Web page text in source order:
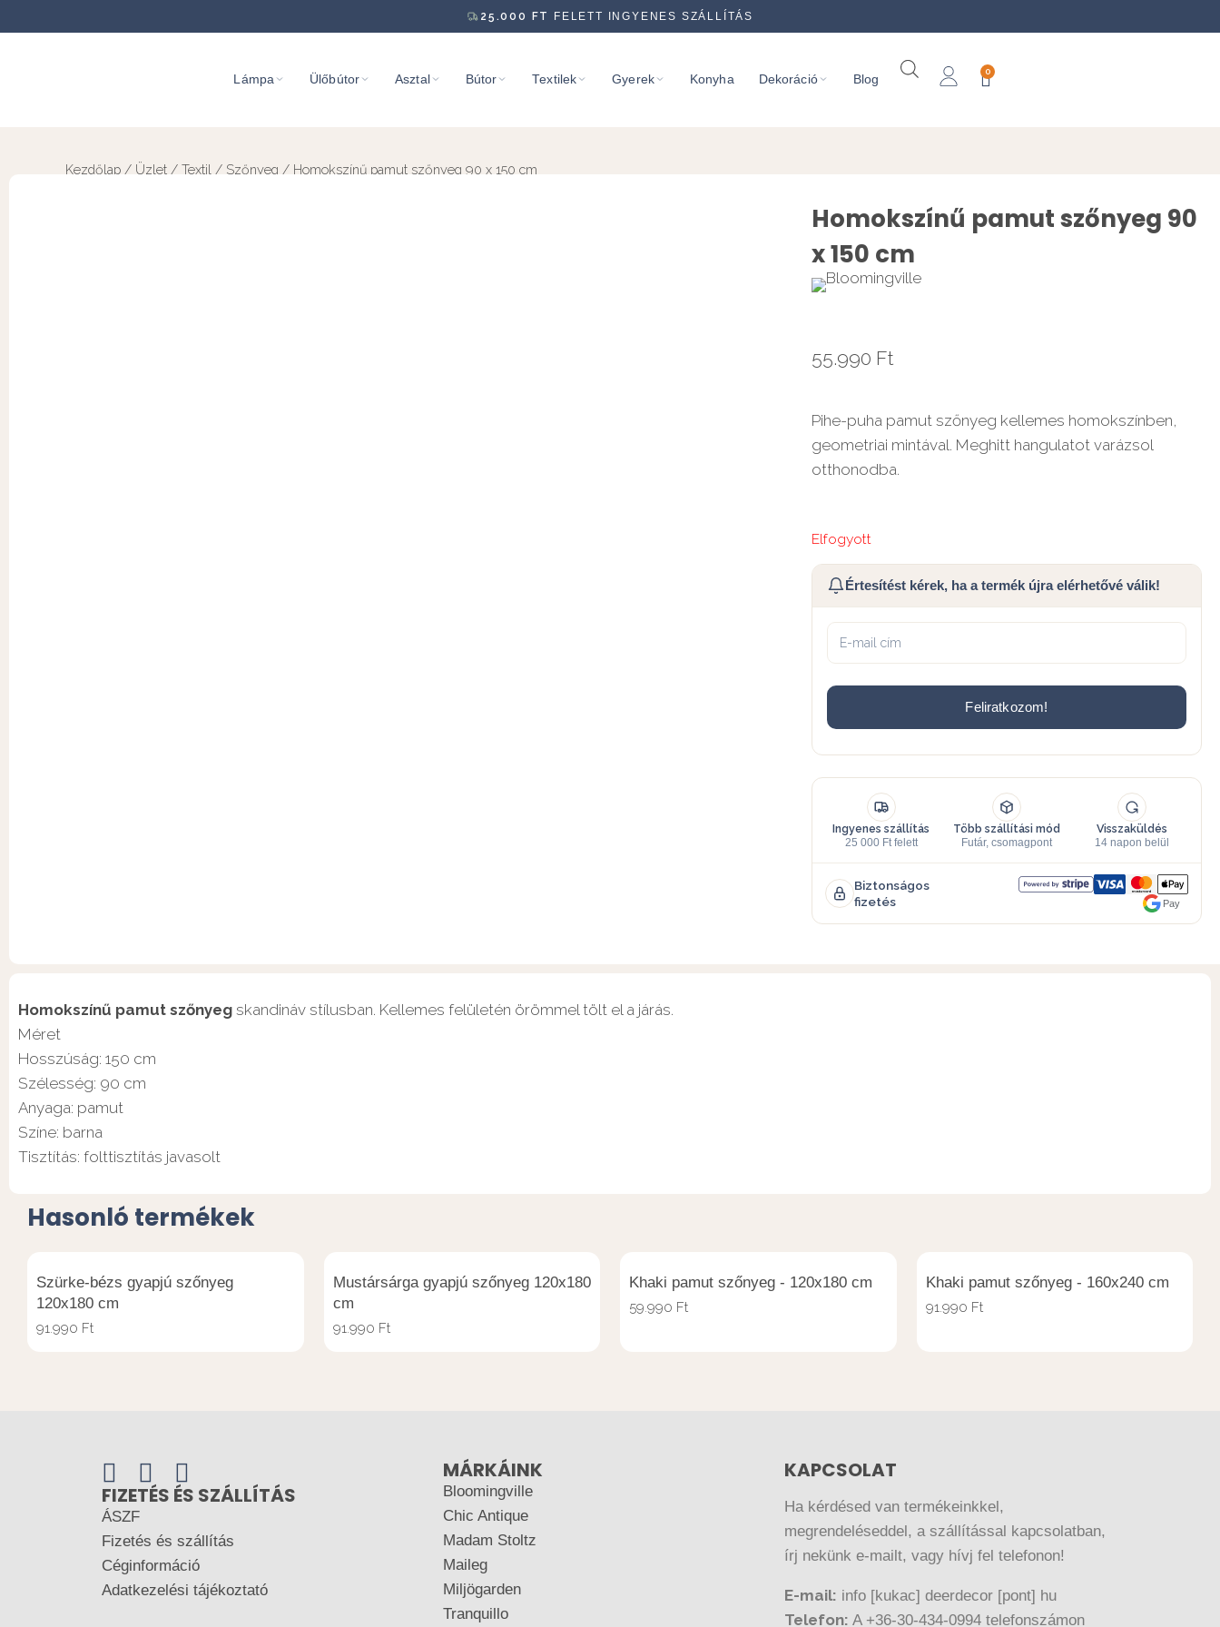
25.000 FT FELETT INGYENES SZÁLLÍTÁS
Lámpa Ülőbútor Asztal Bútor Textilek Gyerek Konyha Dekoráció Blog
0
Kezdőlap / Üzlet / Textil / Szőnyeg / Homokszínű pamut szőnyeg 90 x 150 cm
Homokszínű pamut szőnyeg 90
x 150 cm
55.990 Ft
Pihe-puha pamut szőnyeg kellemes homokszínben,
geometriai mintával. Meghitt hangulatot varázsol
otthonodba.
Elfogyott
Értesítést kérek, ha a termék újra elérhetővé válik!
Feliratkozom!
Ingyenes szállítás
25 000 Ft felett
Több szállítási mód
Futár, csomagpont
Visszaküldés
14 napon belül
Biztonságos
fizetés
Pay
Homokszínű pamut szőnyeg skandináv stílusban. Kellemes felületén örömmel tölt el a járás.
Méret
Hosszúság: 150 cm
Szélesség: 90 cm
Anyaga: pamut
Színe: barna
Tisztítás: folttisztítás javasolt
Hasonló termékek
Szürke-bézs gyapjú szőnyeg
120x180 cm
91.990 Ft
Mustársárga gyapjú szőnyeg 120x180
cm
91.990 Ft
Khaki pamut szőnyeg - 120x180 cm
59.990 Ft
Khaki pamut szőnyeg - 160x240 cm
91.990 Ft
FIZETÉS ÉS SZÁLLÍTÁS
ÁSZF
Fizetés és szállítás
Céginformáció
Adatkezelési tájékoztató
MÁRKÁINK
Bloomingville
Chic Antique
Madam Stoltz
Maileg
Miljögarden
Tranquillo
KAPCSOLAT
Ha kérdésed van termékeinkkel,
megrendeléseddel, a szállítással kapcsolatban,
írj nekünk e-mailt, vagy hívj fel telefonon!
E-mail: info [kukac] deerdecor [pont] hu
Telefon: A +36-30-434-0994 telefonszámon